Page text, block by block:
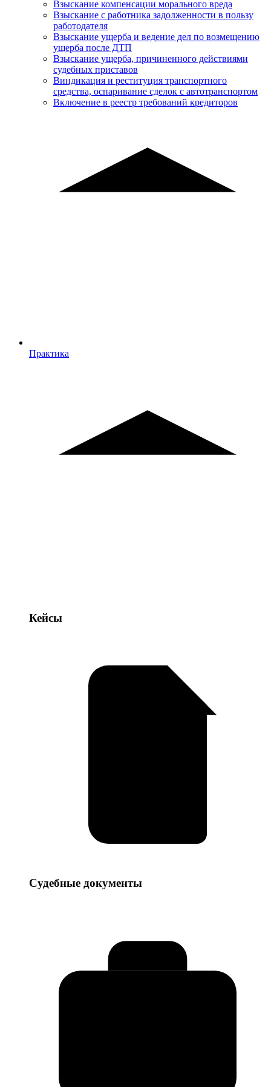
Взыскание компенсации морального вреда
Взыскание с работника задолженности в пользу
работодателя
Взыскание ущерба и ведение дел по возмещению
ущерба после ДТП
Взыскание ущерба, причиненного действиями
судебных приставов
Виндикация и реституция транспортного
средства, оспаривание сделок с автотранспортом
Включение в реестр требований кредиторов
Практика
Практика
Кейсы
Кейсы
Судебные
Судебные документы